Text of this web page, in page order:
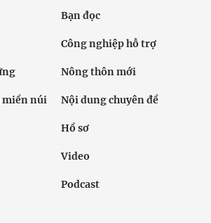
Bạn đọc
Công nghiệp hỗ trợ
Nông thôn mới
miền núi Nội dung chuyên đề
Hồ sơ
Video
Podcast